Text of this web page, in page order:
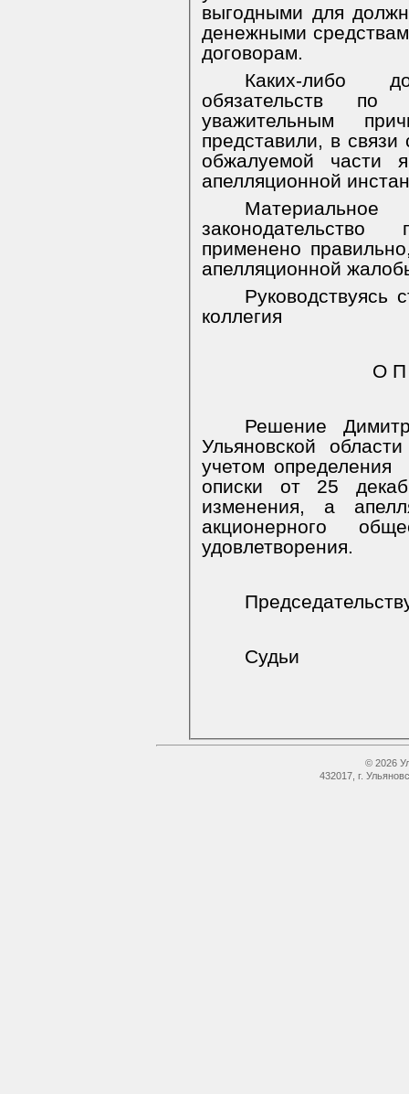
выгодными для
денежными
договорам.
Каких-либо
обязательств по
уважительным
представили, в
обжалуемой части
апелляционной
применено
апелляционной
коллегия
О П
Решение
Ульяновской
учетом определения
описки от 25
изменения, а
акционерного
удовлетворения.
Судьи
© 2026
432017, г.